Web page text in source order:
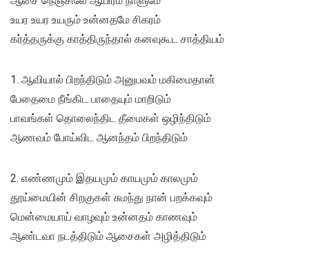
உயர உயர உயரும் உன்னதமே சிகரம்
கர்த்தருக்கு காத்திருந்தால் கனவுகூட சாத்தியம்
1. ஆவியால் பிறந்திடும் அனுபவம் மகிமைதான்
பேதைமை நீங்கிட பாதையும் மாறிடும்
பாவங்கள் தொலைந்திட தீமைகள் ஒழிந்திடும்
ஆணவம் போய்விட ஆனந்தம் பிறந்திடும்
2. எண்ணமும் இதயமும் காயமும் காலமும்
தூய்மையின் சிறகுகள் சுமந்து நான் பறக்கவும்
மென்மையாய் வாழவும் உன்னதம் காணவும்
ஆண்டவா நடத்திடும் ஆசைகள் அழித்திடும்